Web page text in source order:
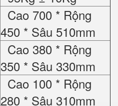
Cao 700 * Rộng
450 * Sâu 510mm
Cao 380 * Rộng
350 * Sâu 330mm
Cao 100 * Rộng
280 * Sâu 310mm